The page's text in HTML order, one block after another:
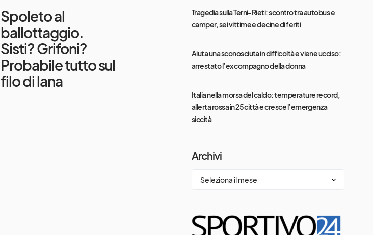
Spoleto al
ballottaggio.
Sisti? Grifoni?
Probabile tutto sul
filo di lana
Tragedia sulla Terni-Rieti: scontro tra autobus e
camper, sei vittime e decine di feriti
Aiuta una sconosciuta in difficoltà e viene ucciso:
arrestato l’ex compagno della donna
Italia nella morsa del caldo: temperature record,
allerta rossa in 25 città e cresce l’emergenza
siccità
Archivi